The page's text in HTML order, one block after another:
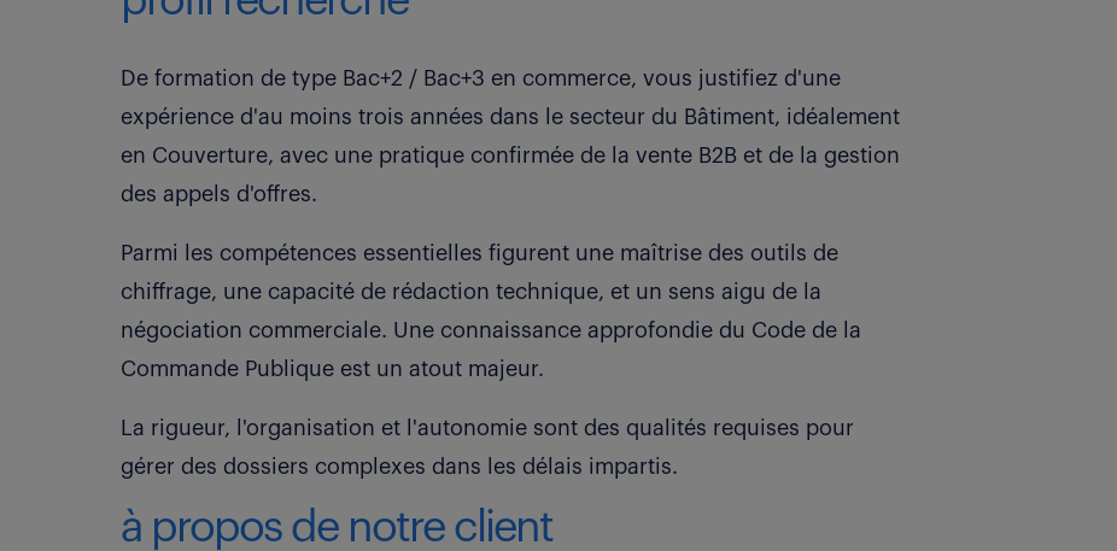
De formation de type Bac+2 / Bac+3 en commerce, vous justifiez d'une
expérience d'au moins trois années dans le secteur du Bâtiment, idéalement
en Couverture, avec une pratique confirmée de la vente B2B et de la gestion
des appels d'offres.
Parmi les compétences essentielles figurent une maîtrise des outils de
chiffrage, une capacité de rédaction technique, et un sens aigu de la
négociation commerciale. Une connaissance approfondie du Code de la
Commande Publique est un atout majeur.
La rigueur, l'organisation et l'autonomie sont des qualités requises pour
gérer des dossiers complexes dans les délais impartis.
à propos de notre client